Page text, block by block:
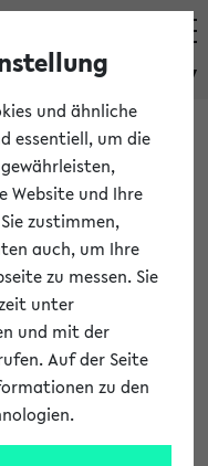
eKVV
Semester
Sie für Ihre Sitzung
auch die weiteren
um mit einer
die Vorlesungszeiten
finden Sie hier
und ähnliche
essentiell, um die
Website und Ihre
zustimmen,
auch, um Ihre
zu messen. Sie
unter
und mit der
Auf der Seite
zu den